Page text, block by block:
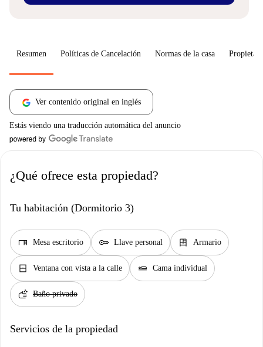
Resumen Políticas de Cancelación Normas de la casa
Ver contenido original en inglés
Estás viendo una traducción automática del anuncio
¿Qué ofrece esta propiedad?
Tu habitación (Dormitorio 3)
desk Mesa escritorio key Llave personal dresser Armario
window_closed Ventana con vista a la calle airline_seat_flat Cama individual
soap Baño privado
Servicios de la propiedad